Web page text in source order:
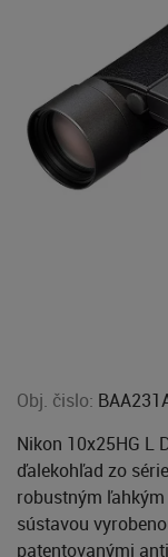
Obj. čislo:
Nikon 10x25HG L
ďalekohľad zo
robustným
sústavou
patentovanými